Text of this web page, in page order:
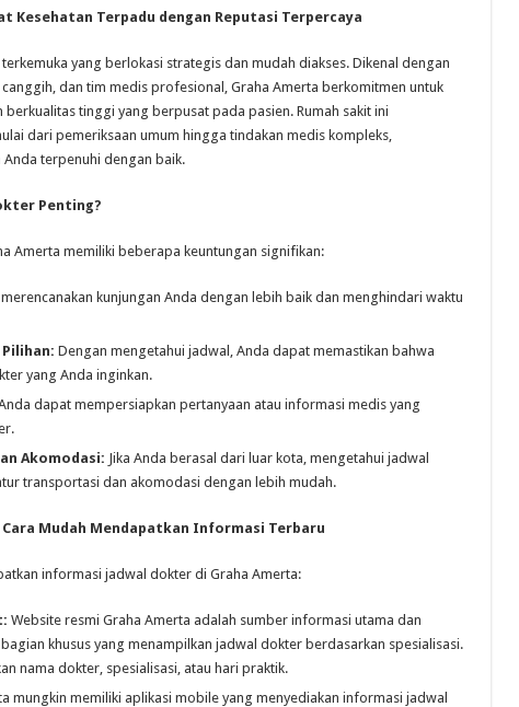
Kesehatan Terpadu dengan Reputasi Terpercaya
yang berlokasi strategis dan mudah diakses. Dikenal dengan
dan tim medis profesional, Graha Amerta berkomitmen untuk
tinggi yang berpusat pada pasien. Rumah sakit ini
dari pemeriksaan umum hingga tindakan medis kompleks,
terpenuhi dengan baik.
Penting?
Amerta memiliki beberapa keuntungan signifikan:
kunjungan Anda dengan lebih baik dan menghindari waktu
Dengan mengetahui jadwal, Anda dapat memastikan bahwa
yang Anda inginkan.
dapat mempersiapkan pertanyaan atau informasi medis yang
Akomodasi: Jika Anda berasal dari luar kota, mengetahui jadwal
transportasi dan akomodasi dengan lebih mudah.
Mudah Mendapatkan Informasi Terbaru
informasi jadwal dokter di Graha Amerta:
Website resmi Graha Amerta adalah sumber informasi utama dan
khusus yang menampilkan jadwal dokter berdasarkan spesialisasi.
nama dokter, spesialisasi, atau hari praktik.
mungkin memiliki aplikasi mobile yang menyediakan informasi jadwal